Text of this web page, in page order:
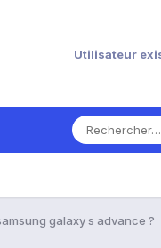
Utilisateur
galaxy s advance ?